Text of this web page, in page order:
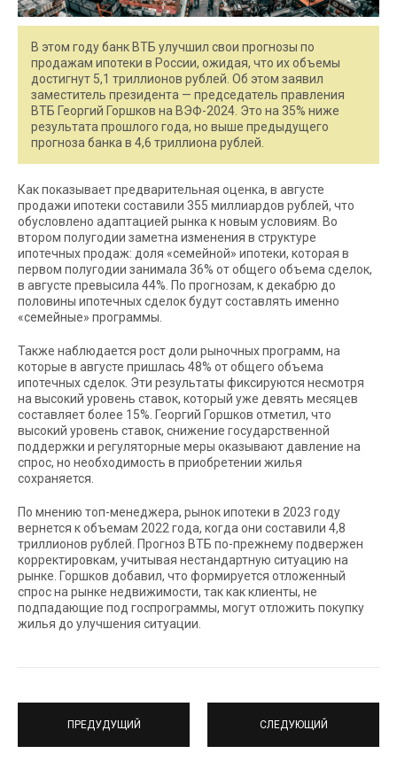
В этом году банк ВТБ улучшил свои прогнозы по
продажам ипотеки в России, ожидая, что их объемы
достигнут 5,1 триллионов рублей. Об этом заявил
заместитель президента — председатель правления
ВТБ Георгий Горшков на ВЭФ-2024. Это на 35% ниже
результата прошлого года, но выше предыдущего
прогноза банка в 4,6 триллиона рублей.
Как показывает предварительная оценка, в августе
продажи ипотеки составили 355 миллиардов рублей, что
обусловлено адаптацией рынка к новым условиям. Во
втором полугодии заметна изменения в структуре
ипотечных продаж: доля «семейной» ипотеки, которая в
первом полугодии занимала 36% от общего объема сделок,
в августе превысила 44%. По прогнозам, к декабрю до
половины ипотечных сделок будут составлять именно
«семейные» программы.
Также наблюдается рост доли рыночных программ, на
которые в августе пришлась 48% от общего объема
ипотечных сделок. Эти результаты фиксируются несмотря
на высокий уровень ставок, который уже девять месяцев
составляет более 15%. Георгий Горшков отметил, что
высокий уровень ставок, снижение государственной
поддержки и регуляторные меры оказывают давление на
спрос, но необходимость в приобретении жилья
сохраняется.
По мнению топ-менеджера, рынок ипотеки в 2023 году
вернется к объемам 2022 года, когда они составили 4,8
триллионов рублей. Прогноз ВТБ по-прежнему подвержен
корректировкам, учитывая нестандартную ситуацию на
рынке. Горшков добавил, что формируется отложенный
спрос на рынке недвижимости, так как клиенты, не
подпадающие под госпрограммы, могут отложить покупку
жилья до улучшения ситуации.
ПРЕДУДУЩИЙ СЛЕДУЮЩИЙ